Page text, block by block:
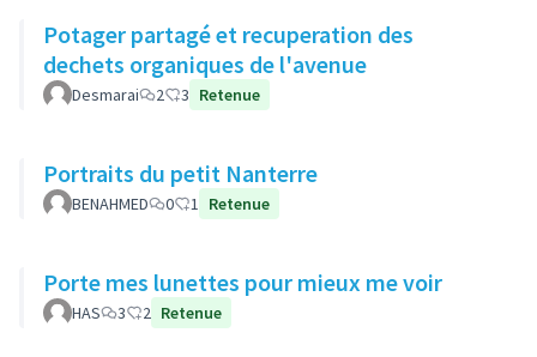
Potager partagé et recuperation des
dechets organiques de l'avenue
Desmarai 2 3 Retenue
Portraits du petit Nanterre
BENAHMED 0 1 Retenue
Porte mes lunettes pour mieux me voir
HAS 3 2 Retenue